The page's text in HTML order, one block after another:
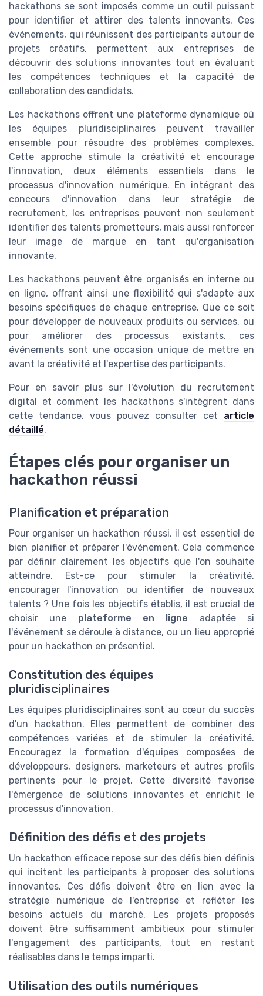
hackathons se sont imposés comme un outil puissant
pour identifier et attirer des talents innovants. Ces
événements, qui réunissent des participants autour de
projets créatifs, permettent aux entreprises de
découvrir des solutions innovantes tout en évaluant
les compétences techniques et la capacité de
collaboration des candidats.
Les hackathons offrent une plateforme dynamique où
les équipes pluridisciplinaires peuvent travailler
ensemble pour résoudre des problèmes complexes.
Cette approche stimule la créativité et encourage
l'innovation, deux éléments essentiels dans le
processus d'innovation numérique. En intégrant des
concours d'innovation dans leur stratégie de
recrutement, les entreprises peuvent non seulement
identifier des talents prometteurs, mais aussi renforcer
leur image de marque en tant qu'organisation
innovante.
Les hackathons peuvent être organisés en interne ou
en ligne, offrant ainsi une flexibilité qui s'adapte aux
besoins spécifiques de chaque entreprise. Que ce soit
pour développer de nouveaux produits ou services, ou
pour améliorer des processus existants, ces
événements sont une occasion unique de mettre en
avant la créativité et l'expertise des participants.
Pour en savoir plus sur l'évolution du recrutement
digital et comment les hackathons s'intègrent dans
cette tendance, vous pouvez consulter cet article
détaillé.
Étapes clés pour organiser un
hackathon réussi
Planification et préparation
Pour organiser un hackathon réussi, il est essentiel de
bien planifier et préparer l'événement. Cela commence
par définir clairement les objectifs que l'on souhaite
atteindre. Est-ce pour stimuler la créativité,
encourager l'innovation ou identifier de nouveaux
talents ? Une fois les objectifs établis, il est crucial de
choisir une plateforme en ligne adaptée si
l'événement se déroule à distance, ou un lieu approprié
pour un hackathon en présentiel.
Constitution des équipes
pluridisciplinaires
Les équipes pluridisciplinaires sont au cœur du succès
d'un hackathon. Elles permettent de combiner des
compétences variées et de stimuler la créativité.
Encouragez la formation d'équipes composées de
développeurs, designers, marketeurs et autres profils
pertinents pour le projet. Cette diversité favorise
l'émergence de solutions innovantes et enrichit le
processus d'innovation.
Définition des défis et des projets
Un hackathon efficace repose sur des défis bien définis
qui incitent les participants à proposer des solutions
innovantes. Ces défis doivent être en lien avec la
stratégie numérique de l'entreprise et refléter les
besoins actuels du marché. Les projets proposés
doivent être suffisamment ambitieux pour stimuler
l'engagement des participants, tout en restant
réalisables dans le temps imparti.
Utilisation des outils numériques